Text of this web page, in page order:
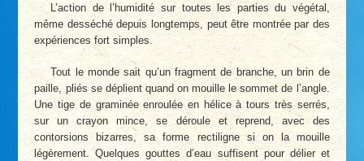
L’action de l’humidité sur toutes les parties du végétal,
même desséché depuis longtemps, peut être montrée par des
expériences fort simples.
Tout le monde sait qu’un fragment de branche, un brin de
paille, pliés se déplient quand on mouille le sommet de l’angle.
Une tige de graminée enroulée en hélice à tours très serrés,
sur un crayon mince, se déroule et reprend, avec des
contorsions bizarres, sa forme rectiligne si on la mouille
légèrement. Quelques gouttes d’eau suffisent pour délier et